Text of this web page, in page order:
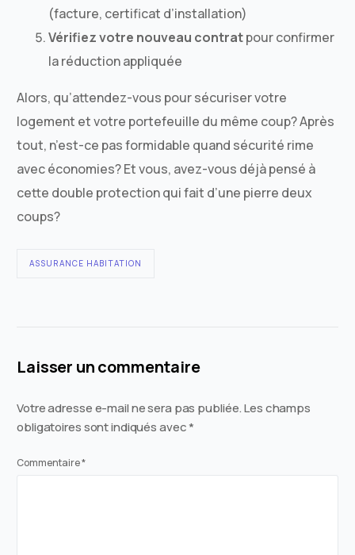
(facture, certificat d’installation)
Vérifiez votre nouveau contratpour confirmer
la réduction appliquée
Alors, qu’attendez-vous pour sécuriser votre
logement et votre portefeuille du même coup? Après
tout, n’est-ce pas formidable quand sécurité rime
avec économies? Et vous, avez-vous déjà pensé à
cette double protection qui fait d’une pierre deux
coups?
ASSURANCE HABITATION
Laisser un commentaire
Votre adresse e-mail ne sera pas publiée.Les champs
obligatoires sont indiqués avec*
Commentaire*